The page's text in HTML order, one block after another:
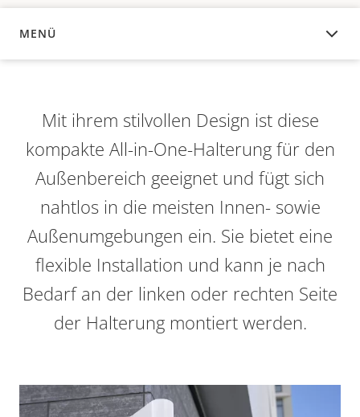
MENÜ
ÜBERSICHT
Mit ihrem stilvollen Design ist diese
kompakte All-in-One-Halterung für den
Außenbereich geeignet und fügt sich
nahtlos in die meisten Innen- sowie
Außenumgebungen ein. Sie bietet eine
flexible Installation und kann je nach
Bedarf an der linken oder rechten Seite
der Halterung montiert werden.